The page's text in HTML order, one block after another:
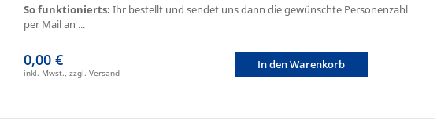
So funktionierts: Ihr bestellt und sendet uns dann die gewünschte Personenzahl
per Mail an ...
0,00 €
inkl. Mwst., zzgl. Versand
In den Warenkorb